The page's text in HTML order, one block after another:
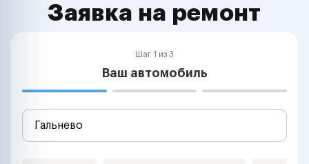
Заявка на ремонт
Шаг 1 из 3
Ваш автомобиль